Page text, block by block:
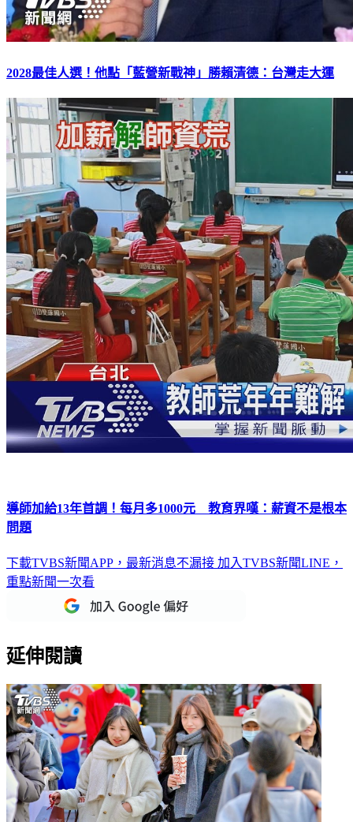
2028最佳人選！他點「藍營新戰神」勝賴清德：台灣走大運
導師加給13年首調！每月多1000元 教育界嘆：薪資不是根本
問題
下載TVBS新聞APP，最新消息不漏接 加入TVBS新聞LINE，
重點新聞一次看
延伸閱讀